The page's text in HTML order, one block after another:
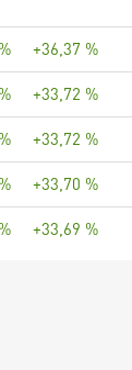
+36,37 %
+33,72 %
+33,72 %
+33,70 %
+33,69 %